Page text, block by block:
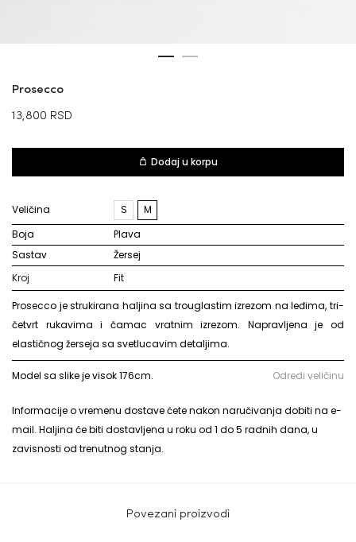
Prosecco
13,800 RSD
Dodaj u korpu
Veličina S
M
Boja
plava
Sastav
žersej
Kroj
Fit
Prosecco je strukirana haljina sa trouglastim izrezom na leđima, tri-
četvrt rukavima i čamac vratnim izrezom. Napravljena je od
elastičnog žerseja sa svetlucavim detaljima.
Model sa slike je visok 176cm. Odredi veličinu
Informacije o vremenu dostave ćete nakon naručivanja dobiti na e-
mail. Haljina će biti dostavljena u roku od 1 do 5 radnih dana, u
zavisnosti od trenutnog stanja.
Povezani proizvodi